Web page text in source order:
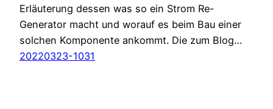
Erläuterung dessen was so ein Strom Re-
Generator macht und worauf es beim Bau einer
solchen Komponente ankommt. Die zum Blog…
20220323-1031